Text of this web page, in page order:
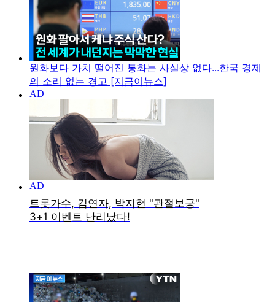
원화보다 가치 떨어진 통화는 사실상 없다...한국 경제
의 소리 없는 경고 [지금이뉴스]